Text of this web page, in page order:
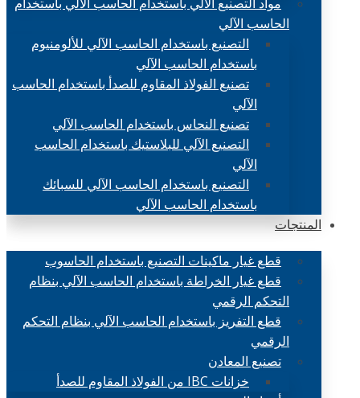
الحاسب الآلي
التصنيع باستخدام الحاسب الآلي للألومنيوم
باستخدام الحاسب الآلي
تصنيع الفولاذ المقاوم للصدأ باستخدام الحاسب
الآلي
تصنيع النحاس باستخدام الحاسب الآلي
التصنيع الآلي للبلاستيك باستخدام الحاسب
الآلي
التصنيع باستخدام الحاسب الآلي للسبائك
باستخدام الحاسب الآلي
المنتجات
قطع غيار ماكينات التصنيع باستخدام الحاسوب
قطع غيار الخراطة باستخدام الحاسب الآلي بنظام
التحكم الرقمي
قطع التفريز باستخدام الحاسب الآلي بنظام التحكم
الرقمي
تصنيع المعادن
خزانات IBC من الفولاذ المقاوم للصدأ